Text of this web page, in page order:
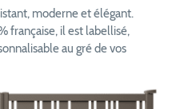
moderne et élégant.
française, il est labellisé,
au gré de vos